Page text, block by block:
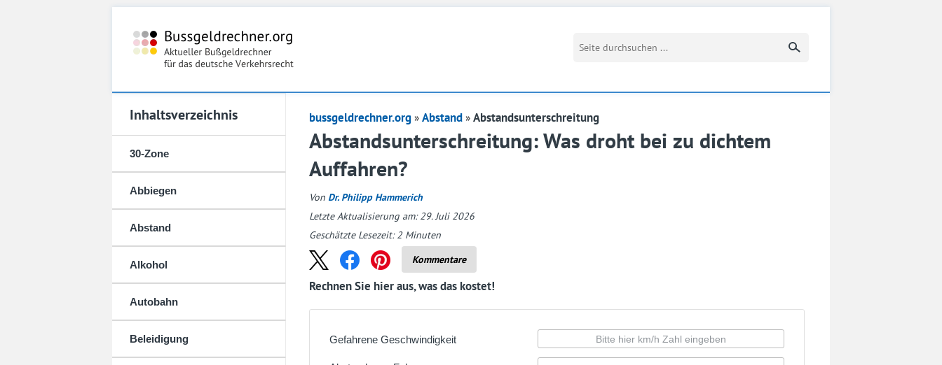
Suchbegriff eingeben
Inhaltsverzeichnis
30-Zone
Abbiegen
Abstand
Alkohol
Autobahn
Beleidigung
bussgeldrechner.org Abstand Abstandsunterschreitung
Abstandsunterschreitung: Was droht bei zu dichtem
Auffahren?
Von Dr. Philipp Hammerich
Letzte Aktualisierung am: 29. Juli 2026
Geschätzte Lesezeit:2 Minuten
Kommentare
Rechnen Sie hier aus, was das kostet!